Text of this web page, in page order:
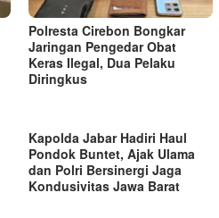
Polresta Cirebon Bongkar
Jaringan Pengedar Obat
Keras Ilegal, Dua Pelaku
Diringkus
Kapolda Jabar Hadiri Haul
Pondok Buntet, Ajak Ulama
dan Polri Bersinergi Jaga
Kondusivitas Jawa Barat